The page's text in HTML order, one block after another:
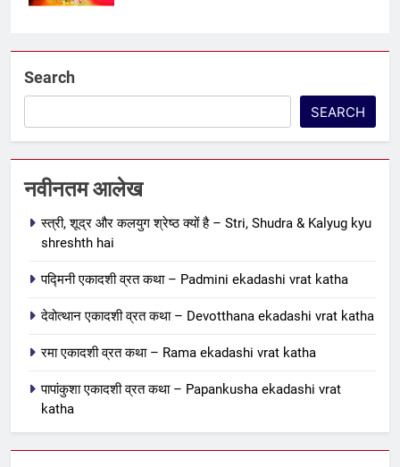
Search
SEARCH
नवीनतम आलेख
स्त्री, शूद्र और कलयुग श्रेष्ठ क्यों है – Stri, Shudra & Kalyug kyu
shreshth hai
पद्मिनी एकादशी व्रत कथा – Padmini ekadashi vrat katha
देवोत्थान एकादशी व्रत कथा – Devotthana ekadashi vrat katha
रमा एकादशी व्रत कथा – Rama ekadashi vrat katha
पापांकुशा एकादशी व्रत कथा – Papankusha ekadashi vrat
katha
6
एकादशी माहात्म्य
7
ekadashi vrat katha in hindi
एकादशी माहात्म्य
8